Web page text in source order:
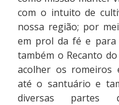
com o intuito de
nossa região; por
em prol da fé e para
também o Recanto
acolher os romeiros
até o santuário e
diversas partes